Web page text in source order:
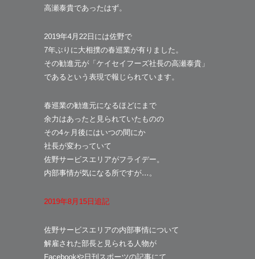
高瀬泰貴であったはず。
2019年4月22日には佐野で
7年ぶりに大相撲の春巡業が有りました。
その勧進元が「ケイセイフーズ社長の高瀬泰貴」
であるという表現で報じられています。
春巡業の勧進元になるほどにまで
余力はあったと見られていたものの
その4ヶ月後にはいつの間にか
社長が変わっていて
佐野サービスエリアがフライデー。
内部事情が気になる所ですが…。
2019年8月15日追記
佐野サービスエリアの内部事情について
解雇された部長と見られる人物が
Facebookや日刊スポーツの記事にて